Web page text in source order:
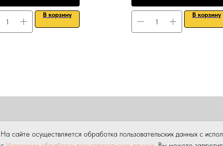
В корзину В корзину
Копирование материалов данного сайта без разрешения
На сайте осуществляется обработка пользовательских данных с